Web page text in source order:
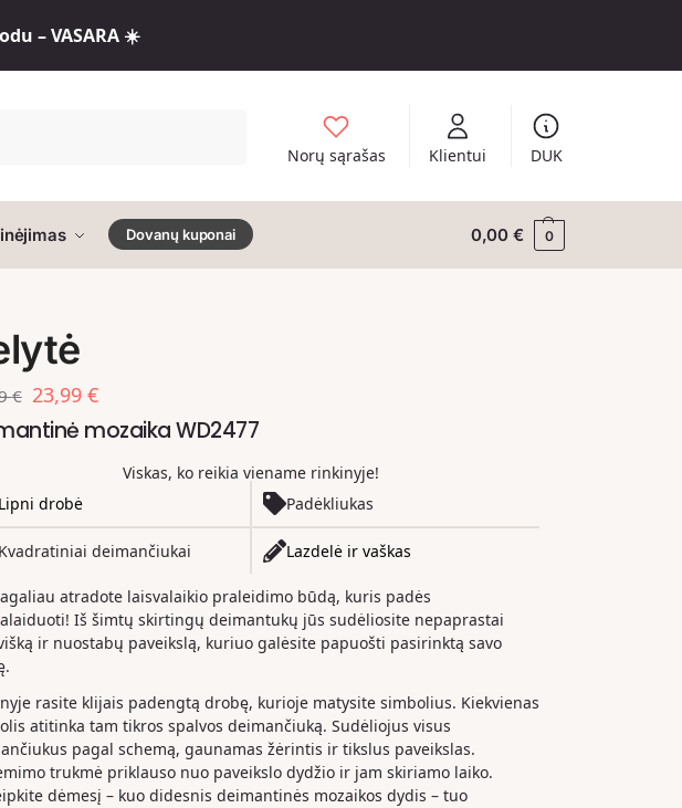
– VASARA ☀️
Norų sąrašas Klientui DUK
Dovanų kuponai 0,00€ 0
€ 23,99 €
mozaika WD2477
Viskas, ko reikia viename rinkinyje!
drobė
Padėkliukas
deimančiukai Lazdelė ir vaškas
atradote laisvalaikio praleidimo būdą, kuris padės
Iš šimtų skirtingų deimantukų jūs sudėliosite nepaprastai
ir nuostabų paveikslą, kuriuo galėsite papuošti pasirinktą savo
rasite klijais padengtą drobę, kurioje matysite simbolius. Kiekvienas
atitinka tam tikros spalvos deimančiuką. Sudėliojus visus
pagal schemą, gaunamas žėrintis ir tikslus paveikslas.
trukmė priklauso nuo paveikslo dydžio ir jam skiriamo laiko.
dėmesį – kuo didesnis deimantinės mozaikos dydis – tuo